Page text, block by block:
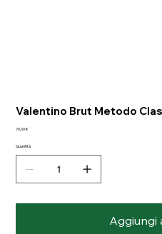
Valentino Brut Metodo
Prezzo
70,00 €
Quantità
Aggiungi